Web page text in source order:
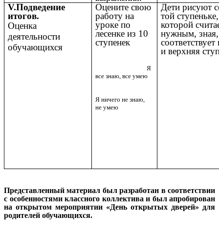
V.Подведение
итогов.
Оценка
деятельности
обучающихся
Оцените свою
работу на
уроке по
лесенке из 10
ступенек
Я
все знаю, все умею
Я ничего не знаю,
не умею
Дети рисуют
той
которой
нужным,
и верхняя
Представленный материал был разработан в соответствии
с особенностями классного коллектива и был апробирован
на открытом мероприятии «День открытых дверей» для
родителей обучающихся.